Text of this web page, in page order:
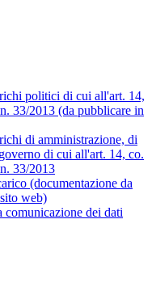
politici di cui all'art. 14,
33/2013 (da pubblicare in
di amministrazione, di
di cui all'art. 14, co.
33/2013
(documentazione da
web)
comunicazione dei dati